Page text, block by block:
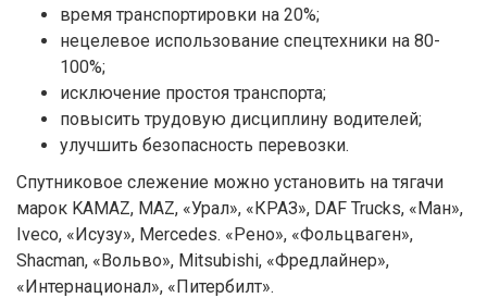
время транспортировки на 20%;
нецелевое использование спецтехники на 80-
100%;
исключение простоя транспорта;
повысить трудовую дисциплину водителей;
улучшить безопасность перевозки.
Спутниковое слежение можно установить на тягачи
марок KAMAZ, MAZ, «Урал», «КРАЗ», DAF Trucks, «Ман»,
Iveco, «Исузу», Mercedes. «Рено», «Фольцваген»,
Shacman, «Вольво», Mitsubishi, «Фредлайнер»,
«Интернационал», «Питербилт».